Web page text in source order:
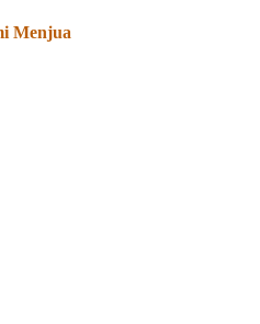
Menerima Pesanan Produk